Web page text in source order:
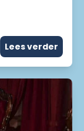
Lees verder